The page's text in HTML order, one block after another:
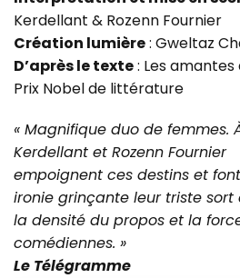
Kerdellant & Rozenn Fournier
Création lumière: Gweltaz
D’après le texte: Les
Prix Nobel de littérature
« Magnifique duo de femmes.
Kerdellant et Rozenn Fournier
empoignent ces destins et
ironie grinçante leur triste
la densité du propos et la
comédiennes. »
Le Télégramme